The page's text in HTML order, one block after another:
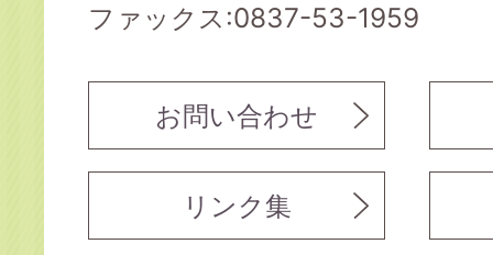
ファックス:0837-53-1959
お問い合わせ
リンク集